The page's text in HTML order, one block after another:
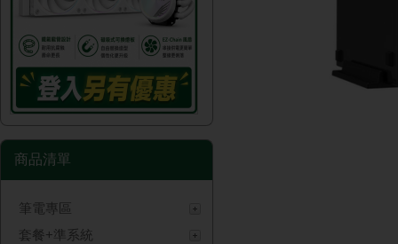
商品清單
筆電專區
套餐+準系統